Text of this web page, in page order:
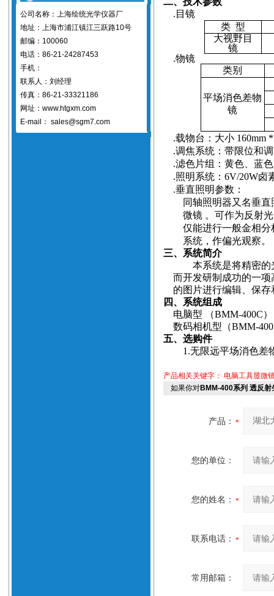
公司名称：上海绘统光学仪器厂
地址：上海市浦江镇江三跃路10号
邮编：100060
电话：86-21-24287453
手机：
联系人：刘经理
传真：86-21-33321186
网址：www.htgxm.com
E-mail： sales@sgm7.com
. 目镜
类 型
大视野目
镜
.物镜
类别
平场消色差物
镜
.载物台：大小 160mm
.调焦系统：带限位和
.滤色片组：黄色、蓝
.照明系统： 6V/20W卤
.垂直照明参数：
同轴照明器又名垂
微镜 。可作为反射
仅能进行一般金相
系统，作偏光观察。
三、系统简介
本系统是将精密的
而开发研制成功的一
的图片进行编辑、保存
四、系统组成
电脑型 （BMM-400C）
数码相机型 （BMM-
五、选购件
1.无限远平场消色差
产品相关关键字： 电脑工具显微
如果你对BMM-400系列 透反
产品：
您的单位：
您的姓名：
联系电话：
常用邮箱：